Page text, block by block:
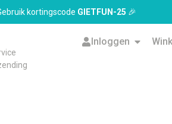
kortingscode GIETFUN-25 🎉
Inloggen